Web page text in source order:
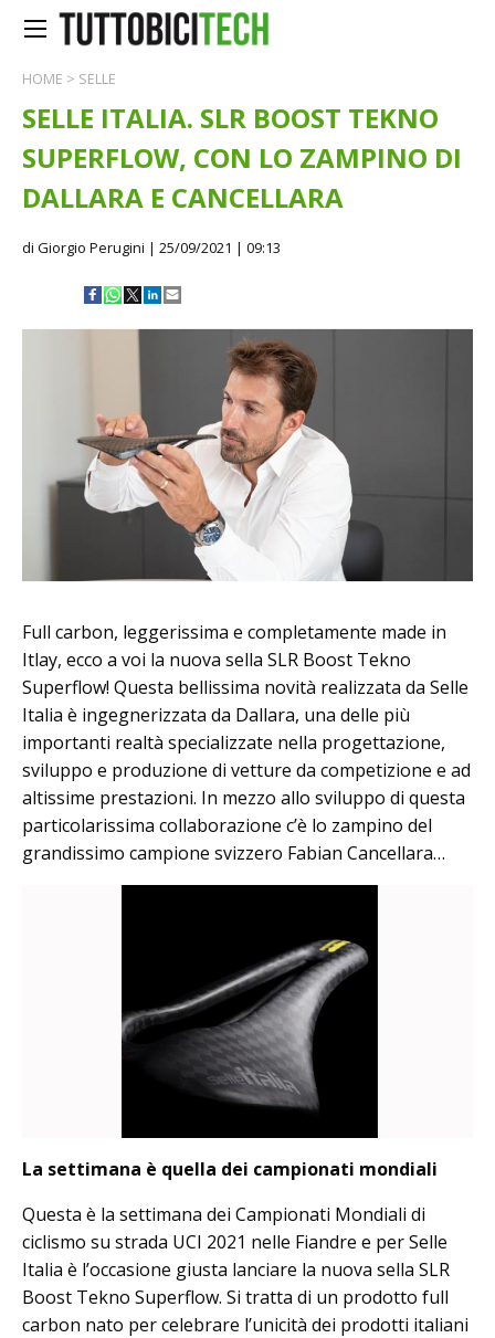
HOME > SELLE
SELLE ITALIA. SLR BOOST TEKNO
SUPERFLOW, CON LO ZAMPINO DI
DALLARA E CANCELLARA
di Giorgio Perugini | 25/09/2021 | 09:13
Full carbon, leggerissima e completamente made in
Itlay, ecco a voi la nuova sella SLR Boost Tekno
Superflow! Questa bellissima novità realizzata da Selle
Italia è ingegnerizzata da Dallara, una delle più
importanti realtà specializzate nella progettazione,
sviluppo e produzione di vetture da competizione e ad
altissime prestazioni. In mezzo allo sviluppo di questa
particolarissima collaborazione c’è lo zampino del
grandissimo campione svizzero Fabian Cancellara…
La settimana è quella dei campionati mondiali
Questa è la settimana dei Campionati Mondiali di
ciclismo su strada UCI 2021 nelle Fiandre e per Selle
Italia è l’occasione giusta lanciare la nuova sella SLR
Boost Tekno Superflow. Si tratta di un prodotto full
carbon nato per celebrare l’unicità dei prodotti italiani